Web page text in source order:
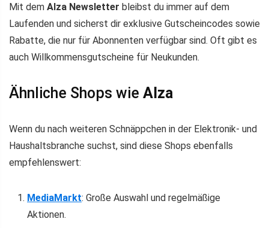
Mit dem Alza Newsletter bleibst du immer auf dem
Laufenden und sicherst dir exklusive Gutscheincodes sowie
Rabatte, die nur für Abonnenten verfügbar sind. Oft gibt es
auch Willkommensgutscheine für Neukunden.
Ähnliche Shops wie Alza
Wenn du nach weiteren Schnäppchen in der Elektronik- und
Haushaltsbranche suchst, sind diese Shops ebenfalls
empfehlenswert:
MediaMarkt: Große Auswahl und regelmäßige
Aktionen.